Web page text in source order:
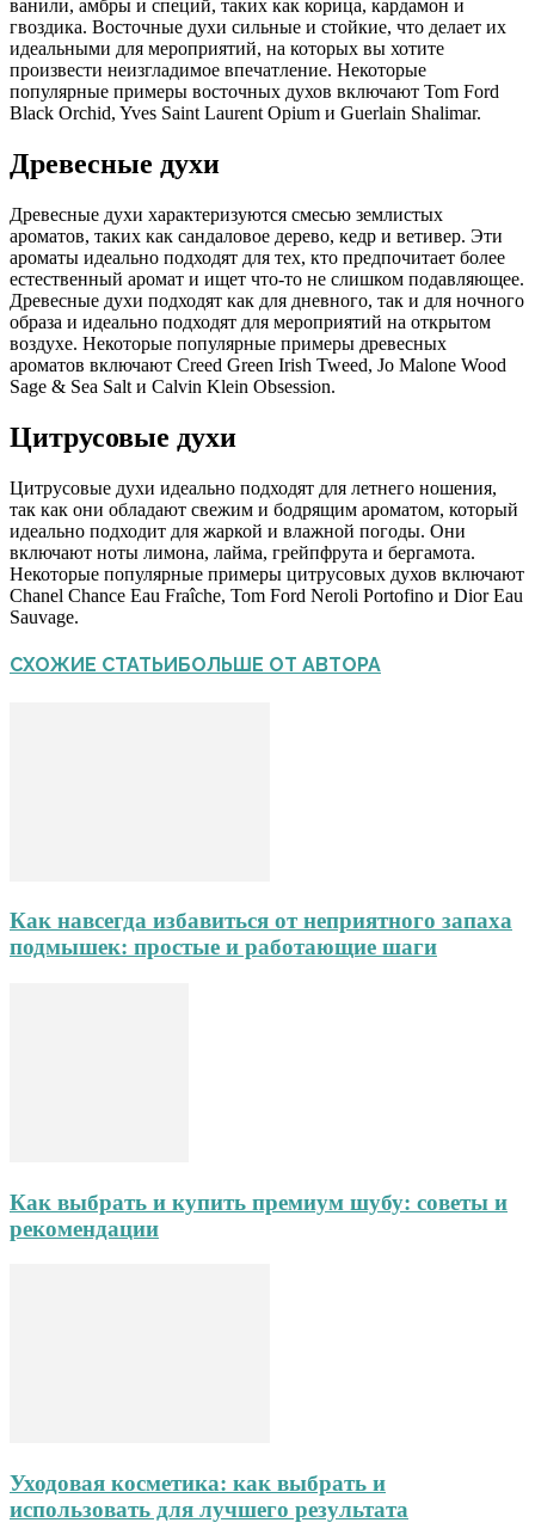
ванили, амбры и специй, таких как корица, кардамон и
гвоздика. Восточные духи сильные и стойкие, что делает их
идеальными для мероприятий, на которых вы хотите
произвести неизгладимое впечатление. Некоторые
популярные примеры восточных духов включают Tom Ford
Black Orchid, Yves Saint Laurent Opium и Guerlain Shalimar.
Древесные духи
Древесные духи характеризуются смесью землистых
ароматов, таких как сандаловое дерево, кедр и ветивер. Эти
ароматы идеально подходят для тех, кто предпочитает более
естественный аромат и ищет что-то не слишком подавляющее.
Древесные духи подходят как для дневного, так и для ночного
образа и идеально подходят для мероприятий на открытом
воздухе. Некоторые популярные примеры древесных
ароматов включают Creed Green Irish Tweed, Jo Malone Wood
Sage & Sea Salt и Calvin Klein Obsession.
Цитрусовые духи
Цитрусовые духи идеально подходят для летнего ношения,
так как они обладают свежим и бодрящим ароматом, который
идеально подходит для жаркой и влажной погоды. Они
включают ноты лимона, лайма, грейпфрута и бергамота.
Некоторые популярные примеры цитрусовых духов включают
Chanel Chance Eau Fraîche, Tom Ford Neroli Portofino и Dior Eau
Sauvage.
СХОЖИЕ СТАТЬИ БОЛЬШЕ ОТ АВТОРА
Как навсегда избавиться от неприятного запаха
подмышек: простые и работающие шаги
Как выбрать и купить премиум шубу: советы и
рекомендации
Уходовая косметика: как выбрать и
использовать для лучшего результата